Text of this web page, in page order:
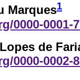
Marques1
0000-0001-
de
0000-0002-